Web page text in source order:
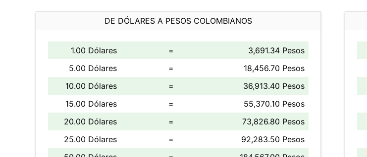
DE DÓLARES A PESOS COLOMBIANOS
1.00 Dólares =
3,691.34 Pesos
5.00 Dólares
=
18,456.70 Pesos
10.00 Dólares
=
36,913.40 Pesos
15.00 Dólares
=
55,370.10 Pesos
20.00 Dólares
=
73,826.80 Pesos
25.00 Dólares
=
92,283.50 Pesos